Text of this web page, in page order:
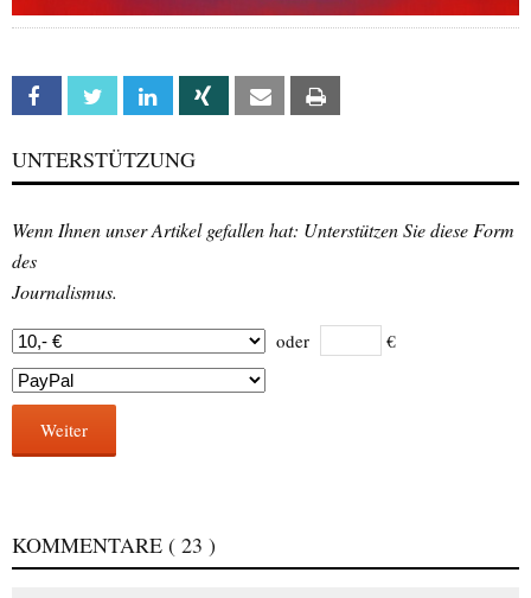
Facebook Twitter Linkedin Xing Email
UNTERSTÜTZUNG
Wenn Ihnen unser Artikel gefallen hat: Unterstützen Sie diese Form
des
Journalismus.
oder €
Weiter
KOMMENTARE ( 23 )